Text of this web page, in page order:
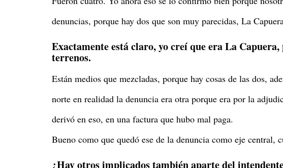
denuncias, porque hay dos que son muy parecidas, La
Exactamente está claro, yo creí que era La
terrenos.
Están medios que mezcladas, porque hay cosas de las dos,
norte en realidad la denuncia era otra porque era por la
derivó en eso, en una factura que hubo mal paga.
Bueno como que quedó ese de la denuncia como eje central,
¿Hay otros implicados también aparte del